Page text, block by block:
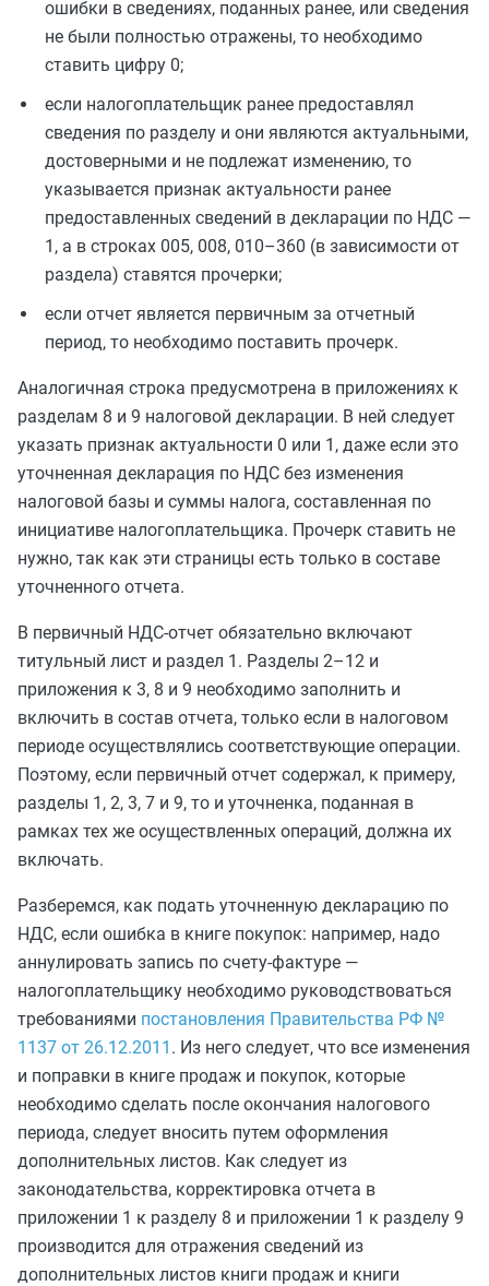
ошибки в сведениях, поданных ранее, или сведения
не были полностью отражены, то необходимо
ставить цифру 0;
если налогоплательщик ранее предоставлял
сведения по разделу и они являются актуальными,
достоверными и не подлежат изменению, то
указывается признак актуальности ранее
предоставленных сведений в декларации по НДС —
1, а в строках 005, 008, 010–360 (в зависимости от
раздела) ставятся прочерки;
если отчет является первичным за отчетный
период, то необходимо поставить прочерк.
Аналогичная строка предусмотрена в приложениях к
разделам 8 и 9 налоговой декларации. В ней следует
указать признак актуальности 0 или 1, даже если это
уточненная декларация по НДС без изменения
налоговой базы и суммы налога, составленная по
инициативе налогоплательщика. Прочерк ставить не
нужно, так как эти страницы есть только в составе
уточненного отчета.
В первичный НДС-отчет обязательно включают
титульный лист и раздел 1. Разделы 2–12 и
приложения к 3, 8 и 9 необходимо заполнить и
включить в состав отчета, только если в налоговом
периоде осуществлялись соответствующие операции.
Поэтому, если первичный отчет содержал, к примеру,
разделы 1, 2, 3, 7 и 9, то и уточненка, поданная в
рамках тех же осуществленных операций, должна их
включать.
Разберемся, как подать уточненную декларацию по
НДС, если ошибка в книге покупок: например, надо
аннулировать запись по счету-фактуре —
налогоплательщику необходимо руководствоваться
требованиями постановления Правительства РФ №
1137 от 26.12.2011 . Из него следует, что все изменения
и поправки в книге продаж и покупок, которые
необходимо сделать после окончания налогового
периода, следует вносить путем оформления
дополнительных листов. Как следует из
законодательства, корректировка отчета в
приложении 1 к разделу 8 и приложении 1 к разделу 9
производится для отражения сведений из
дополнительных листов книги продаж и книги